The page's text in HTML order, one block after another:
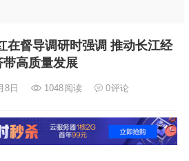
在督导调研时强调 推动长江经
带高质量发展
8日 1048阅读 0评论